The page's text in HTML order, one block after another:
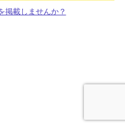
掲載しませんか？